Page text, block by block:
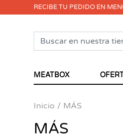
RECIBE TU PEDIDO EN
MEATBOX
Inicio MÁS
MÁS